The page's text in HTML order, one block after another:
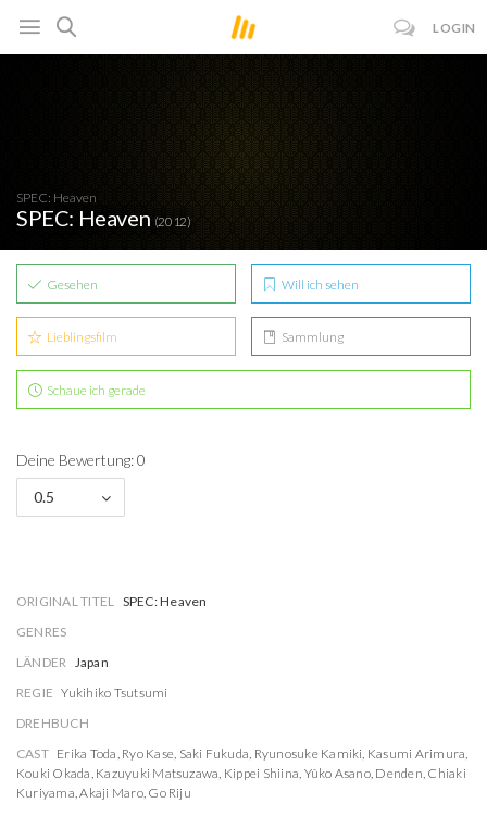
LOGIN
SPEC: Heaven
SPEC: Heaven (2012)
Gesehen Will ich sehen
Lieblingsfilm Sammlung
Schaue ich gerade
Deine Bewertung: 0
0.5
ORIGINAL TITEL SPEC: Heaven
GENRES
LÄNDER Japan
REGIE Yukihiko Tsutsumi
DREHBUCH
CAST Erika Toda, Ryo Kase, Saki Fukuda, Ryunosuke Kamiki, Kasumi Arimura,
Kouki Okada, Kazuyuki Matsuzawa, Kippei Shiina, Yûko Asano, Denden, Chiaki
Kuriyama,Akaji Maro, Go Riju